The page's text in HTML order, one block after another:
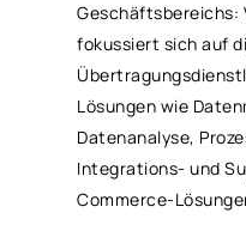
Geschäftsbereichs:
fokussiert sich auf
Lösungen wie
Datenanalyse,
Integrations- und
Commerce-